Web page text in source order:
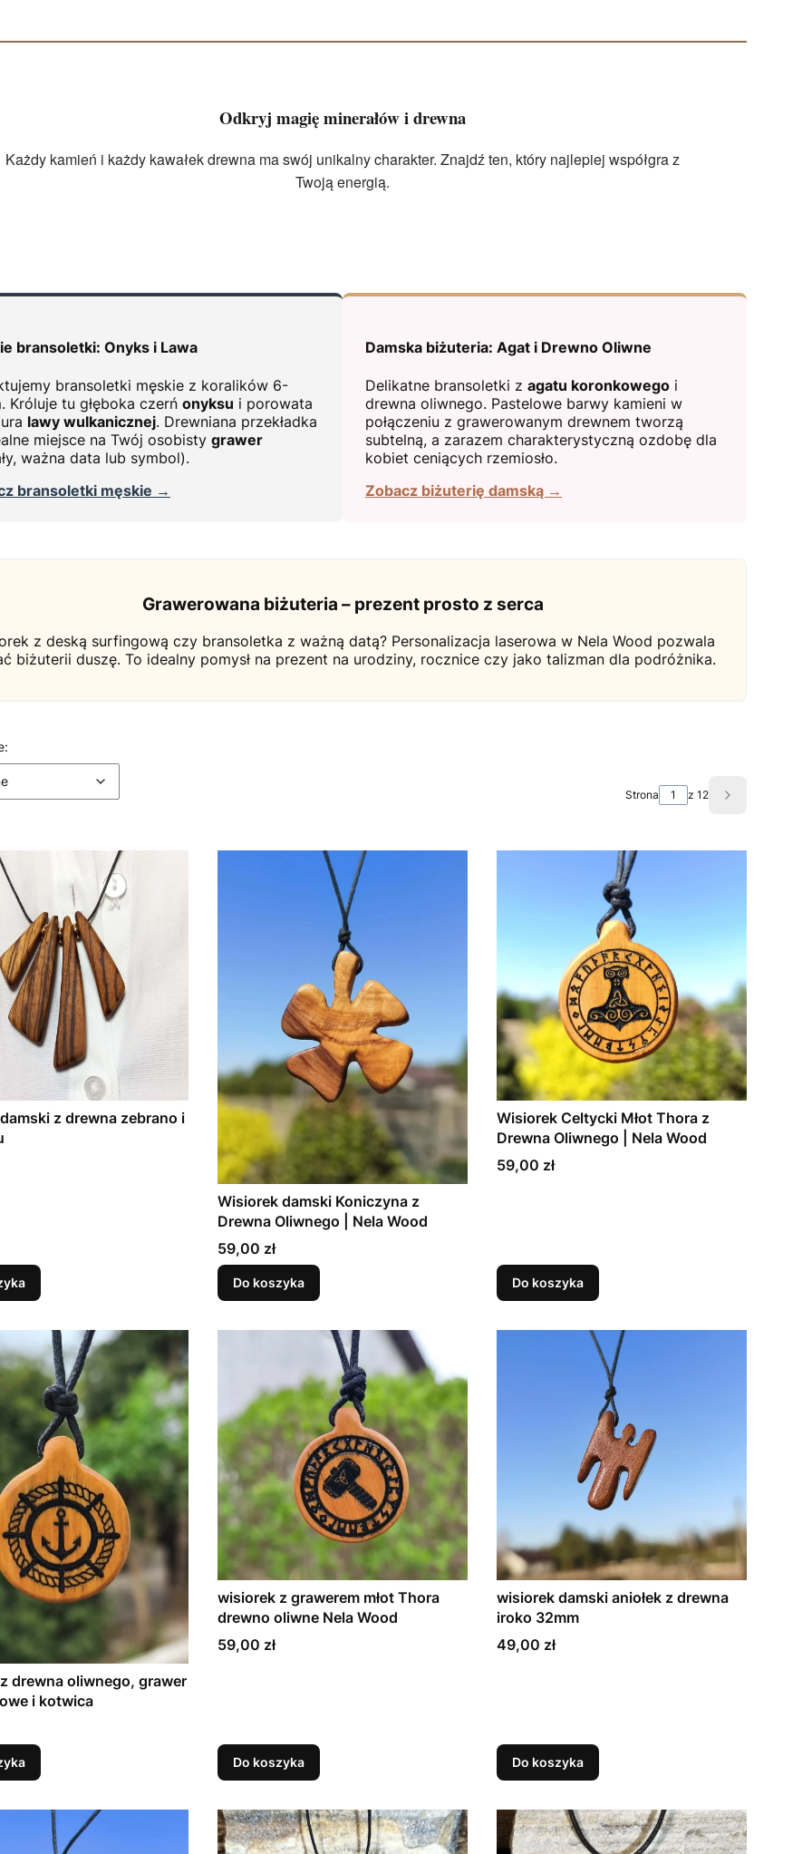
Odkryj magię minerałów i drewna
Każdy kamień i każdy kawałek drewna ma swój unikalny charakter. Znajdź ten, który najlepiej współgra z
Twoją energią.
bransoletki: Onyks i Lawa
bransoletki męskie z koralików 6-
Króluje tu głęboka czerń onyksu i porowata
lawy wulkanicznej. Drewniana przekładka
miejsce na Twój osobisty grawer
ważna data lub symbol).
bransoletki męskie →
Damska biżuteria: Agat i Drewno Oliwne
Delikatne bransoletki z agatu koronkowego i
drewna oliwnego. Pastelowe barwy kamieni w
połączeniu z grawerowanym drewnem tworzą
subtelną, a zarazem charakterystyczną ozdobę dla
kobiet ceniących rzemiosło.
Zobacz biżuterię damską →
Grawerowana biżuteria – prezent prosto z serca
z deską surfingową czy bransoletka z ważną datą? Personalizacja laserowa w Nela Wood pozwala
biżuterii duszę. To idealny pomysł na prezent na urodziny, rocznice czy jako talizman dla podróżnika.
Strona z 12 Następne
z drewna zebrano i
Wisiorek damski Koniczyna z
Drewna Oliwnego | Nela Wood
Cena
59,00 zł
Do koszyka
Wisiorek Celtycki Młot Thora z
Drewna Oliwnego | Nela Wood
Cena
59,00 zł
Do koszyka
drewna oliwnego, grawer
i kotwica
wisiorek z grawerem młot Thora
drewno oliwne Nela Wood
Cena
59,00 zł
Do koszyka
wisiorek damski aniołek z drewna
iroko 32mm
Cena
49,00 zł
Do koszyka